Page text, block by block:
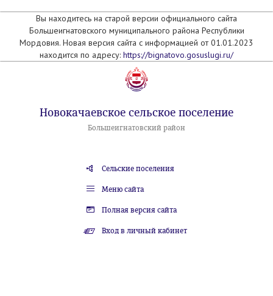
Вы находитесь на старой версии официального сайта
Большеигнатовского муниципального района Республики
Мордовия. Новая версия сайта с информацией от 01.01.2023
находится по адресу: https://bignatovo.gosuslugi.ru/
Новокачаевское сельское поселение
Большеигнатовский район
Сельские поселения
Меню сайта
Полная версия сайта
Вход в личный кабинет